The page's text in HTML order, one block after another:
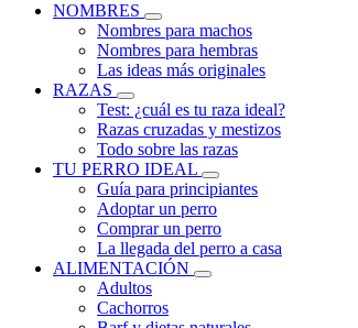
NOMBRES
Nombres para machos
Nombres para hembras
Las ideas más originales
RAZAS
Test: ¿cuál es tu raza ideal?
Razas cruzadas y mestizos
Todo sobre las razas
TU PERRO IDEAL
Guía para principiantes
Adoptar un perro
Comprar un perro
La llegada del perro a casa
ALIMENTACIÓN
Adultos
Cachorros